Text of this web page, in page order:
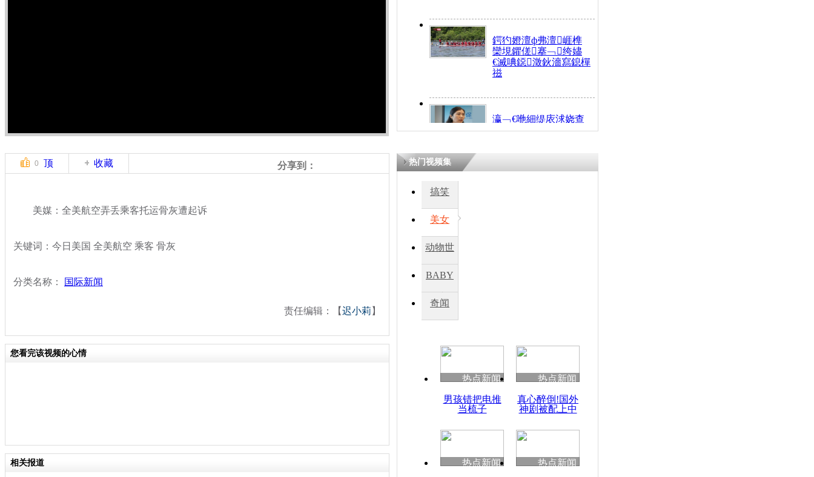
鍔犳嬁澶ф弗澶崕榫
欒垷鑺傞搴﹁绔嬧
€滅唺鐚澂鈥濇寫鎴樿
禌
瀛﹁€咃細缇庡浗娆查
€间笢鍗椾簹涓庝腑鍥
瘑灞€
0 顶 收藏 分享到：
美媒：全美航空弄丢乘客托运骨灰遭起诉
关键词：今日美国 全美航空 乘客 骨灰
分类名称： 国际新闻
责任编辑：【迟小莉 】
您看完该视频的心情
相关报道
热门视频集
搞笑
美女
动物世
BABY
秀
奇闻
热点新闻
男孩错把电推
当梳子
热点新闻
真心醉倒!国外
神剧被配上中
热点新闻
热点新闻